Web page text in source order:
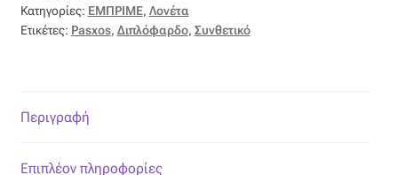
Κατηγορίες: ΕΜΠΡΙΜΕ, Λονέτα
Ετικέτες: Pasxos, Διπλόφαρδο, Συνθετικό
Περιγραφή
Επιπλέον πληροφορίες